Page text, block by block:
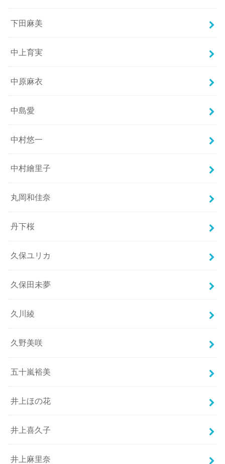
下田麻美
中上育実
中原麻衣
中島愛
中村悠一
中村繪里子
丸岡和佳奈
丹下桜
久保ユリカ
久保田未夢
久川綾
久野美咲
五十嵐裕美
井上ほの花
井上喜久子
井上麻里奈